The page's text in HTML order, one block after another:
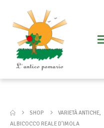
SHOP VARIETÀ ANTICHE,
ALBICOCCO REALE D’IMOLA